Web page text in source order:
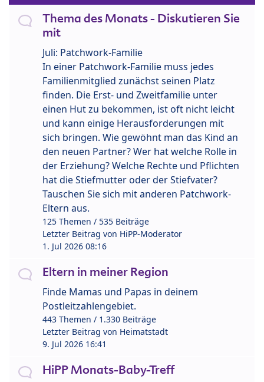
Thema des Monats - Diskutieren Sie
mit
Juli: Patchwork-Familie
In einer Patchwork-Familie muss jedes
Familienmitglied zunächst seinen Platz
finden. Die Erst- und Zweitfamilie unter
einen Hut zu bekommen, ist oft nicht leicht
und kann einige Herausforderungen mit
sich bringen. Wie gewöhnt man das Kind an
den neuen Partner? Wer hat welche Rolle in
der Erziehung? Welche Rechte und Pflichten
hat die Stiefmutter oder der Stiefvater?
Tauschen Sie sich mit anderen Patchwork-
Eltern aus.
125 Themen / 535 Beiträge
Letzter Beitrag von HiPP-Moderator
1. Jul 2026 08:16
Eltern in meiner Region
Finde Mamas und Papas in deinem
Postleitzahlengebiet.
443 Themen / 1.330 Beiträge
Letzter Beitrag von Heimatstadt
9. Jul 2026 16:41
HiPP Monats-Baby-Treff